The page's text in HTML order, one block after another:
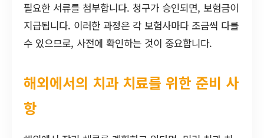
필요한 서류를 첨부합니다. 청구가 승인되면, 보험금이
지급됩니다. 이러한 과정은 각 보험사마다 조금씩 다를
수 있으므로, 사전에 확인하는 것이 중요합니다.
해외에서의 치과 치료를 위한 준비 사
항